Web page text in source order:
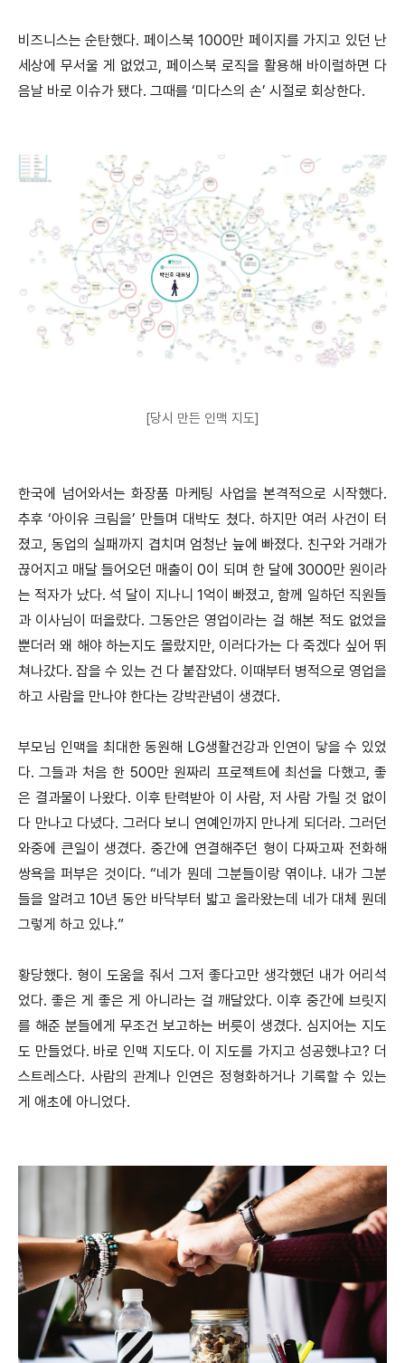
비즈니스는 순탄했다. 페이스북 1000만 페이지를 가지고 있던 난
세상에 무서울 게 없었고, 페이스북 로직을 활용해 바이럴하면 다
음날 바로 이슈가 됐다. 그때를 ‘미다스의 손’ 시절로 회상한다.
[당시 만든 인맥 지도]
한국에 넘어와서는 화장품 마케팅 사업을 본격적으로 시작했다.
추후 ‘아이유 크림을’ 만들며 대박도 쳤다. 하지만 여러 사건이 터
졌고, 동업의 실패까지 겹치며 엄청난 늪에 빠졌다. 친구와 거래가
끊어지고 매달 들어오던 매출이 0이 되며 한 달에 3000만 원이라
는 적자가 났다. 석 달이 지나니 1억이 빠졌고, 함께 일하던 직원들
과 이사님이 떠올랐다. 그동안은 영업이라는 걸 해본 적도 없었을
뿐더러 왜 해야 하는지도 몰랐지만, 이러다가는 다 죽겠다 싶어 뛰
쳐나갔다. 잡을 수 있는 건 다 붙잡았다. 이때부터 병적으로 영업을
하고 사람을 만나야 한다는 강박관념이 생겼다.
부모님 인맥을 최대한 동원해 LG생활건강과 인연이 닿을 수 있었
다. 그들과 처음 한 500만 원짜리 프로젝트에 최선을 다했고, 좋
은 결과물이 나왔다. 이후 탄력받아 이 사람, 저 사람 가릴 것 없이
다 만나고 다녔다. 그러다 보니 연예인까지 만나게 되더라. 그러던
와중에 큰일이 생겼다. 중간에 연결해주던 형이 다짜고짜 전화해
쌍욕을 퍼부은 것이다. “네가 뭔데 그분들이랑 엮이냐. 내가 그분
들을 알려고 10년 동안 바닥부터 밟고 올라왔는데 네가 대체 뭔데
그렇게 하고 있냐.”
황당했다. 형이 도움을 줘서 그저 좋다고만 생각했던 내가 어리석
었다. 좋은 게 좋은 게 아니라는 걸 깨달았다. 이후 중간에 브릿지
를 해준 분들에게 무조건 보고하는 버릇이 생겼다. 심지어는 지도
도 만들었다. 바로 인맥 지도다. 이 지도를 가지고 성공했냐고? 더
스트레스다. 사람의 관계나 인연은 정형화하거나 기록할 수 있는
게 애초에 아니었다.